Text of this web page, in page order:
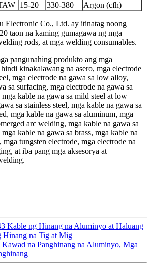
15-20 330-380 Argon (cfh)
Electronic Co., Ltd. ay itinatag noong
taon na kaming gumagawa ng mga
rods, at mga welding consumables.
pangunahing produkto ang mga
kinakalawang na asero, mga electrode
mga electrode na gawa sa low alloy,
sa surfacing, mga electrode na gawa sa
kable na gawa sa mild steel at low
sa stainless steel, mga kable na gawa sa
mga kable na gawa sa aluminum, mga
arc welding, mga kable na gawa sa
kable na gawa sa brass, mga kable na
tungsten electrode, mga electrode na
at iba pang mga aksesorya at
Kable ng Hinang na Aluminyo at Haluang
na Tig at Mig
na Panghinang na Aluminyo, Mga